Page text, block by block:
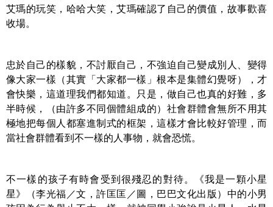
艾瑪的玩笑，哈哈大笑，艾瑪確認了自己的價值，故事歡喜
收場。
忠於自己的樣貌，不討厭自己，不強迫自己變成別人、變得
像大家一樣（其實「大家都一樣」根本是集體幻覺呀），才
會快樂，這道理我們都知道。只是，做自己也真的好難，多
半時候，（由許多不同個體組成的）社會群體會無所不用其
極地把每個人都塞進制式的框架，這樣才會比較好管理，而
當社會群體看到不一樣的人事物，就會恐慌。
不一樣的孩子有時會受到很殘忍的對待。《我是一顆小星
星》（李光福／文，許匡匡／圖，巴巴文化出版）中的小男